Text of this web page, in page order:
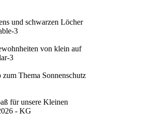
und schwarzen Löcher
von klein auf
Thema Sonnenschutz
für unsere Kleinen